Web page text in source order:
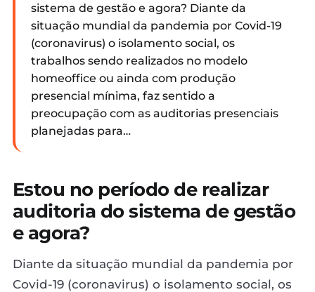
sistema de gestão e agora? Diante da
situação mundial da pandemia por Covid-19
(coronavirus) o isolamento social, os
trabalhos sendo realizados no modelo
homeoffice ou ainda com produção
presencial mínima, faz sentido a
preocupação com as auditorias presenciais
planejadas para…
Estou no período de realizar
auditoria do sistema de gestão
e agora?
Diante da situação mundial da pandemia por
Covid-19 (coronavirus) o isolamento social, os